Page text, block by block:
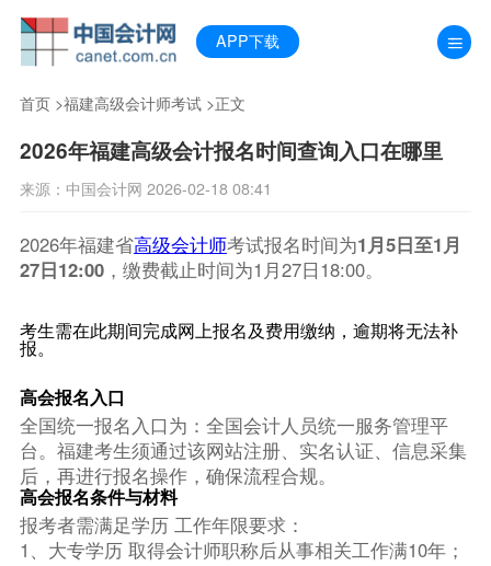
APP下载
首页>福建高级会计师考试>正文
2026年福建高级会计报名时间查询入口在哪里
来源：中国会计网 2026-02-18 08:41
2026年福建省高级会计师考试报名时间为1月5日至1月
27日12:00，缴费截止时间为1月27日18:00。
考生需在此期间完成网上报名及费用缴纳，逾期将无法补
报。
高会报名入口
全国统一报名入口为：全国会计人员统一服务管理平
台。福建考生须通过该网站注册、实名认证、信息采集
后，再进行报名操作，确保流程合规。
高会报名条件与材料
报考者需满足学历 工作年限要求：
1、大专学历 取得会计师职称后从事相关工作满10年；